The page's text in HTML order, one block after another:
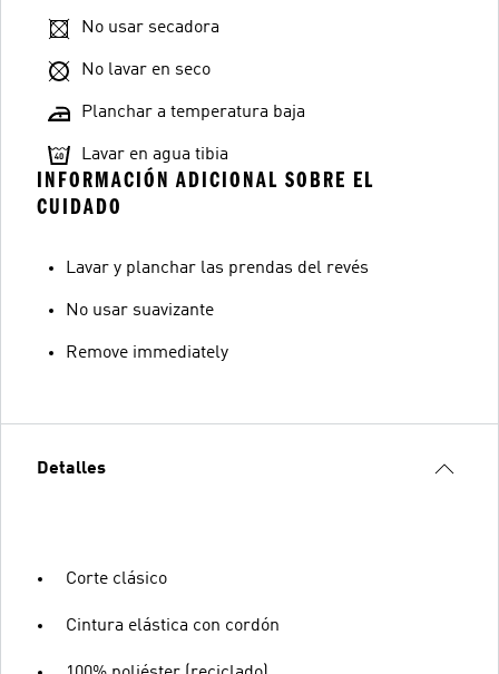
No usar secadora
No lavar en seco
Planchar a temperatura baja
Lavar en agua tibia
INFORMACIÓN ADICIONAL SOBRE EL
CUIDADO
Lavar y planchar las prendas del revés
No usar suavizante
Remove immediately
Detalles
Corte clásico
Cintura elástica con cordón